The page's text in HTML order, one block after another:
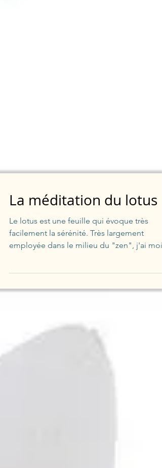
La méditation du lotus
Le lotus est une feuille qui évoque très
facilement la sérénité. Très largement
même succombé...